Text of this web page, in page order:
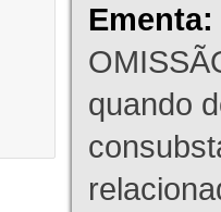
Ementa:
quando